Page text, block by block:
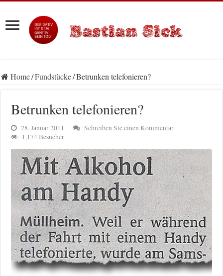
Home/Fundstücke/Betrunken telefonieren?
Betrunken telefonieren?
28. Januar 2011
Schreiben Sie einen Kommentar
1,174 Besucher